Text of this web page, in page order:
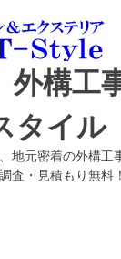
構工
タイル
地元密着の外構工
査・見積もり無料